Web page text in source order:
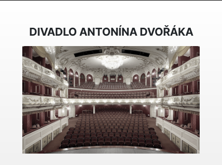
DIVADLO ANTONÍNA DVOŘÁKA